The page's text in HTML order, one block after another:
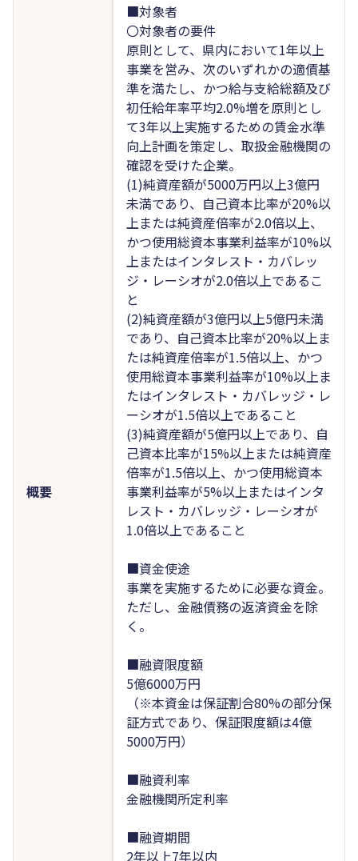
概要
■対象者
〇対象者の要件
原則として、県内において1年以上
事業を営み、次のいずれかの適債基
準を満たし、かつ給与支給総額及び
初任給年率平均2.0%増を原則とし
て3年以上実施するための賃金水準
向上計画を策定し、取扱金融機関の
確認を受けた企業。
(1)純資産額が5000万円以上3億円
未満であり、自己資本比率が20%以
上または純資産倍率が2.0倍以上、
かつ使用総資本事業利益率が10%以
上またはインタレスト・カバレッ
ジ・レーシオが2.0倍以上であるこ
と
(2)純資産額が3億円以上5億円未満
であり、自己資本比率が20%以上ま
たは純資産倍率が1.5倍以上、かつ
使用総資本事業利益率が10%以上ま
たはインタレスト・カバレッジ・レ
ーシオが1.5倍以上であること
(3)純資産額が5億円以上であり、自
己資本比率が15%以上または純資産
倍率が1.5倍以上、かつ使用総資本
事業利益率が5%以上またはインタ
レスト・カバレッジ・レーシオが
1.0倍以上であること
■資金使途
事業を実施するために必要な資金。
ただし、金融債務の返済資金を除
く。
■融資限度額
5億6000万円
（※本資金は保証割合80%の部分保
証方式であり、保証限度額は4億
5000万円）
■融資利率
金融機関所定利率
■融資期間
2年以上7年以内